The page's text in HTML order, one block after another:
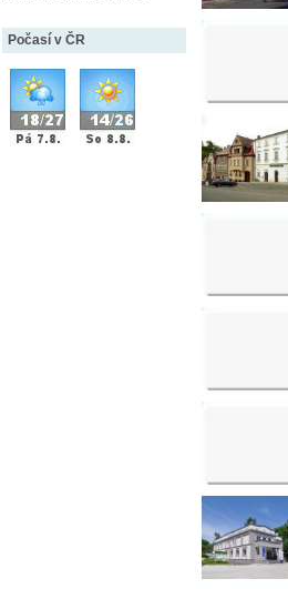
Počasí v ČR